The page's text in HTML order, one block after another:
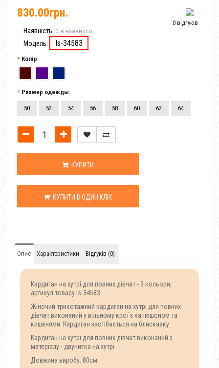
0 відгуків
830.00грн.
Наявність: Є в наявності
Модель: Is-34583
Колір
Размер одежды:
50 52 54 56 58 60 62 64
КУПИТИ
КУПИТИ В ОДИН КЛІК
Опис Характеристики Відгуків (0)
Кардиган на хутрі для повних дівчат - 3 кольори,
артикул товару Is-34583
Жіночий трикотажний кардиган на хутрі для повних
дівчат виконаний у вільному крої з капюшоном та
кишенями. Кардиган застібається на блискавку.
Кардиган на хутрі для повних дівчат виконаний з
матеріалу - двунитка на хутрі.
Довжина виробу: 80см